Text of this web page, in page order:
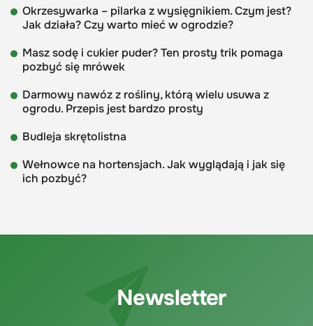
Okrzesywarka – pilarka z wysięgnikiem. Czym jest?
Jak działa? Czy warto mieć w ogrodzie?
Masz sodę i cukier puder? Ten prosty trik pomaga
pozbyć się mrówek
Darmowy nawóz z rośliny, którą wielu usuwa z
ogrodu. Przepis jest bardzo prosty
Budleja skrętolistna
Wełnowce na hortensjach. Jak wyglądają i jak się
ich pozbyć?
Newsletter